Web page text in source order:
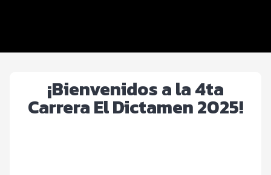
¡Bienvenidos a la 4ta
Carrera El Dictamen 2025!